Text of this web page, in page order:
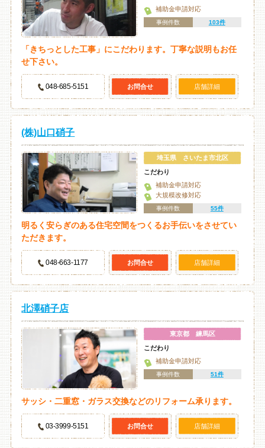
補助金申請対応
事例件数 103件
「きちっとした工事」にこだわります。丁寧な説明もお任
せ下さい。
048-685-5151 お問合せ 店舗詳細
(株)山口硝子
埼玉県 さいたま市北区
こだわり
補助金申請対応
大規模改修対応
事例件数 55件
明るく安らぎのある住宅空間をつくるお手伝いをさせてい
ただきます。
048-663-1177 お問合せ 店舗詳細
北澤硝子店
東京都 練馬区
こだわり
補助金申請対応
事例件数 51件
サッシ・二重窓・ガラス交換などのリフォーム承ります。
03-3999-5151 お問合せ 店舗詳細